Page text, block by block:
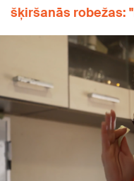
šķiršanās robežas: